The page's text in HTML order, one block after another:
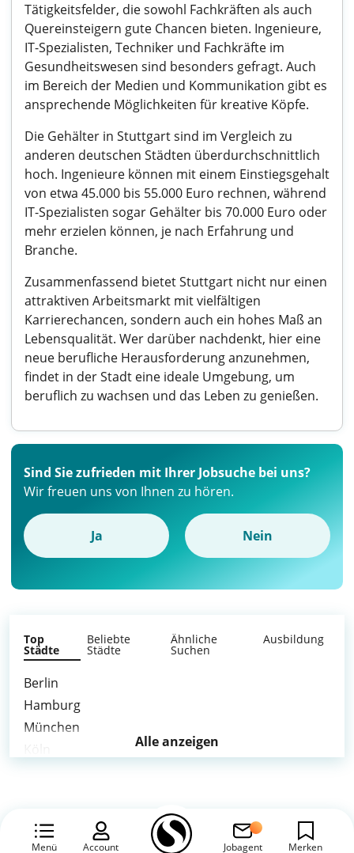
Tätigkeitsfelder, die sowohl Fachkräften als auch
Quereinsteigern gute Chancen bieten. Ingenieure,
IT-Spezialisten, Techniker und Fachkräfte im
Gesundheitswesen sind besonders gefragt. Auch
im Bereich der Medien und Kommunikation gibt es
ansprechende Möglichkeiten für kreative Köpfe.
Die Gehälter in Stuttgart sind im Vergleich zu
anderen deutschen Städten überdurchschnittlich
hoch. Ingenieure können mit einem Einstiegsgehalt
von etwa 45.000 bis 55.000 Euro rechnen, während
IT-Spezialisten sogar Gehälter bis 70.000 Euro oder
mehr erzielen können, je nach Erfahrung und
Branche.
Zusammenfassend bietet Stuttgart nicht nur einen
attraktiven Arbeitsmarkt mit vielfältigen
Karrierechancen, sondern auch ein hohes Maß an
Lebensqualität. Wer darüber nachdenkt, hier eine
neue berufliche Herausforderung anzunehmen,
findet in der Stadt eine ideale Umgebung, um
beruflich zu wachsen und das Leben zu genießen.
Menü Account Jobagent Merken
Sind Sie zufrieden mit Ihrer Jobsuche bei uns?
Wir freuen uns von Ihnen zu hören.
Ja Nein
Top
Städte
Beliebte
Städte
Ähnliche
Suchen
Ausbildung
Berlin
Hamburg
München
Dortmund
Alle anzeigen